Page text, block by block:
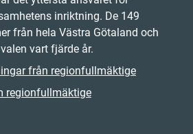
inriktning. De 149
från hela Västra Götaland och
vart fjärde år.
från regionfullmäktige
regionfullmäktige